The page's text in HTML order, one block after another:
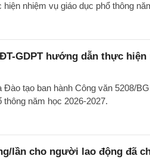
nhiệm vụ giáo dục phổ thông
GDPT hướng dẫn thực
Đào tạo ban hành Công văn 5208/
năm học 2026-2027.
lần cho người lao động đã